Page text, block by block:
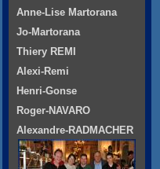
Anne-Lise Martorana
Jo-Martorana
Thiery REMI
Alexi-Remi
Henri-Gonse
Roger-NAVARO
Alexandre-RADMACHER